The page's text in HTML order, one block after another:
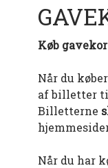
Køb
Når du
af billetter til
Billetterne
Når du har